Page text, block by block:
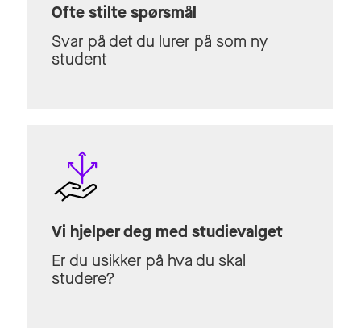
Ofte stilte spørsmål
Svar på det du lurer på som ny
student
Vi hjelper deg med studievalget
Er du usikker på hva du skal
studere?